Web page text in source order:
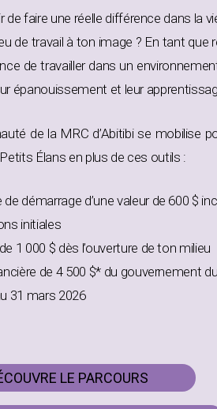
de faire une réelle différence dans la
de travail à ton image ? En tant
de travailler dans un
épanouissement et leur
de la MRC d’Abitibi se mobilise
Élans en plus de ces outils :
démarrage d’une valeur de 600 $
initiales
1 000 $ dès l’ouverture de ton milieu
de 4 500 $* du gouvernement
31 mars 2026
LE PARCOURS